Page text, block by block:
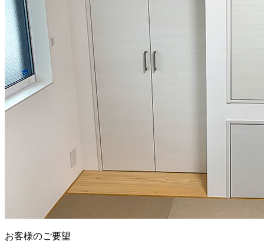
お客様のご要望